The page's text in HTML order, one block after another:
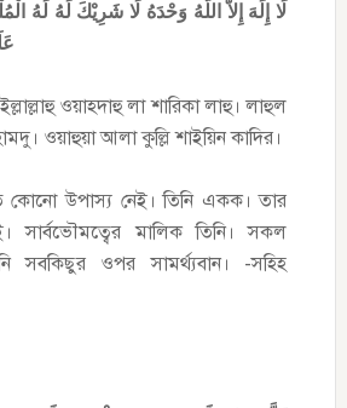
لَا إِلَهَ إِلاَّ اللَّهُ وَحْدَهُ لَا شَرِيْكَ لَهُ لَهُ
ওয়াহদাহু লা শারিকা লাহু। লাহুল
ওয়াহুয়া আলা কুল্লি শাইয়িন কাদির।
কোনো উপাস্য নেই। তিনি একক। তার
সার্বভৌমত্বের মালিক তিনি। সকল
সবকিছুর ওপর সামর্থ্যবান। -সহিহ